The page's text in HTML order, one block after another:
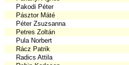
Pakodi Péter
Pásztor Máté
Péter Zsuzsanna
Petres Zoltán
Pula Norbert
Rácz Patrik
Radics Attila